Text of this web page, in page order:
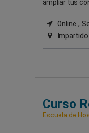
ampliar tus
Online ,
Impartido
Curso
Escuela de